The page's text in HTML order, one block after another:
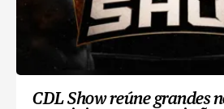
CDL Show reúne grandes